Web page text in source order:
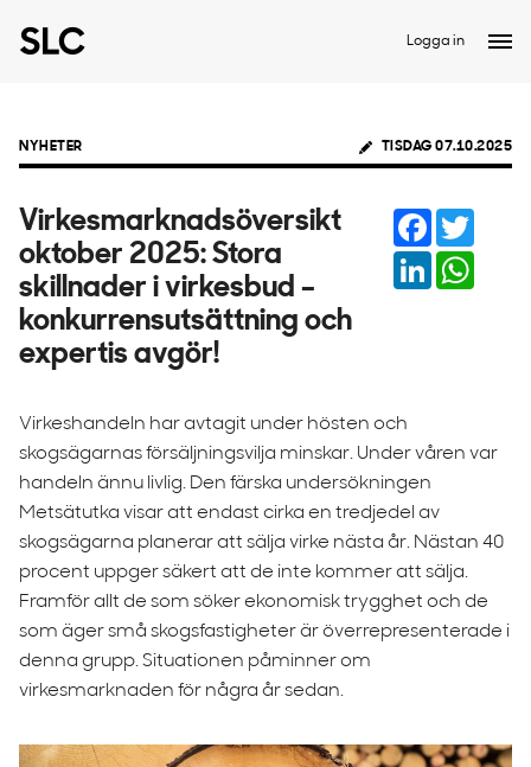
Logga in
NYHETER TISDAG 07.10.2025
Virkesmarknadsöversikt
oktober 2025: Stora
skillnader i virkesbud –
konkurrensutsättning och
expertis avgör!
Facebook
LinkedIn
Virkeshandeln har avtagit under hösten och
skogsägarnas försäljningsvilja minskar. Under våren var
handeln ännu livlig. Den färska undersökningen
Metsätutka visar att endast cirka en tredjedel av
skogsägarna planerar att sälja virke nästa år. Nästan 40
procent uppger säkert att de inte kommer att sälja.
Framför allt de som söker ekonomisk trygghet och de
som äger små skogsfastigheter är överrepresenterade i
denna grupp. Situationen påminner om
virkesmarknaden för några år sedan.